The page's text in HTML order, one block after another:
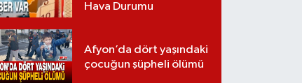
Hava Durumu
Afyon’da dört yaşındaki
çocuğun şüpheli ölümü